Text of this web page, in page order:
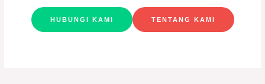
HUBUNGI KAMI TENTANG KAMI